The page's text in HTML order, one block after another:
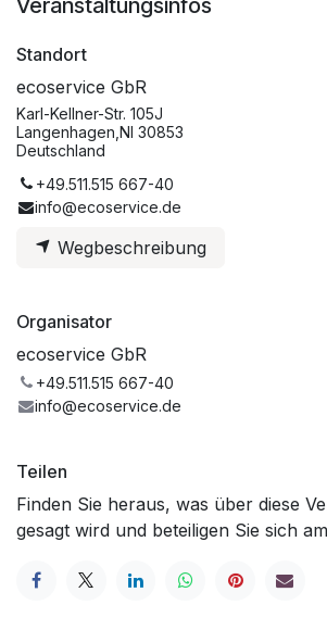
Standort
ecoservice GbR
Karl-Kellner-Str. 105J
Langenhagen,NI 30853
Deutschland
+49.511.515 667-40
info@ecoservice.de
Wegbeschreibung
Organisator
ecoservice GbR
+49.511.515 667-40
info@ecoservice.de
Teilen
Finden Sie heraus, was über diese
gesagt wird und beteiligen Sie sich